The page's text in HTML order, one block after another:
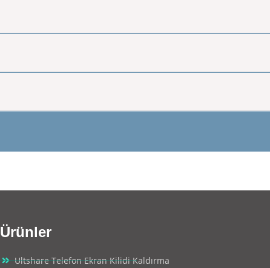
Ürünler
Ultshare Telefon Ekran Kilidi Kaldırma